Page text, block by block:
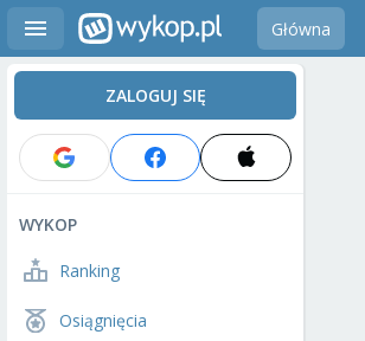
Główna
ZALOGUJ SIĘ
WYKOP
Ranking
Osiągnięcia